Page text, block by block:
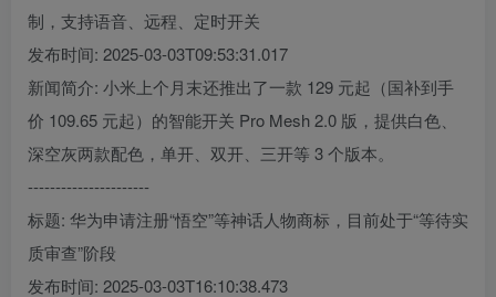
制，支持语音、远程、定时开关
发布时间: 2025-03-03T09:53:31.017
新闻简介: 小米上个月末还推出了一款 129 元起（国补到手
价 109.65 元起）的智能开关 Pro Mesh 2.0 版，提供白色、
深空灰两款配色，单开、双开、三开等 3 个版本。
----------------------
标题: 华为申请注册“悟空”等神话人物商标，目前处于“等待实
质审查”阶段
发布时间: 2025-03-03T16:10:38.473